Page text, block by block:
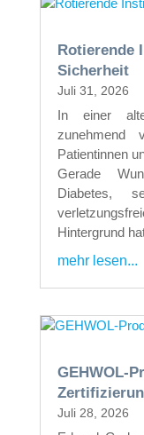
Rotierende
Sicherheit
Juli 31, 2026
In einer
zunehmend
Patientinnen
Gerade
Diabetes,
Hintergrund
mehr lesen...
GEHWOL-
Juli 28, 2026